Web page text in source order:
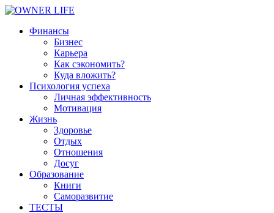
Финансы
Бизнес
Карьера
Как сэкономить?
Куда вложить?
Психология успеха
Личная эффективность
Мотивация
Жизнь
Здоровье
Отдых
Отношения
Досуг
Образование
Книги
Саморазвитие
ТЕСТЫ